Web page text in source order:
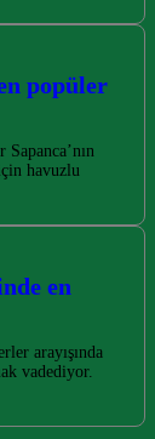
popüler
havuzlu
en
arayışında
vadediyor.